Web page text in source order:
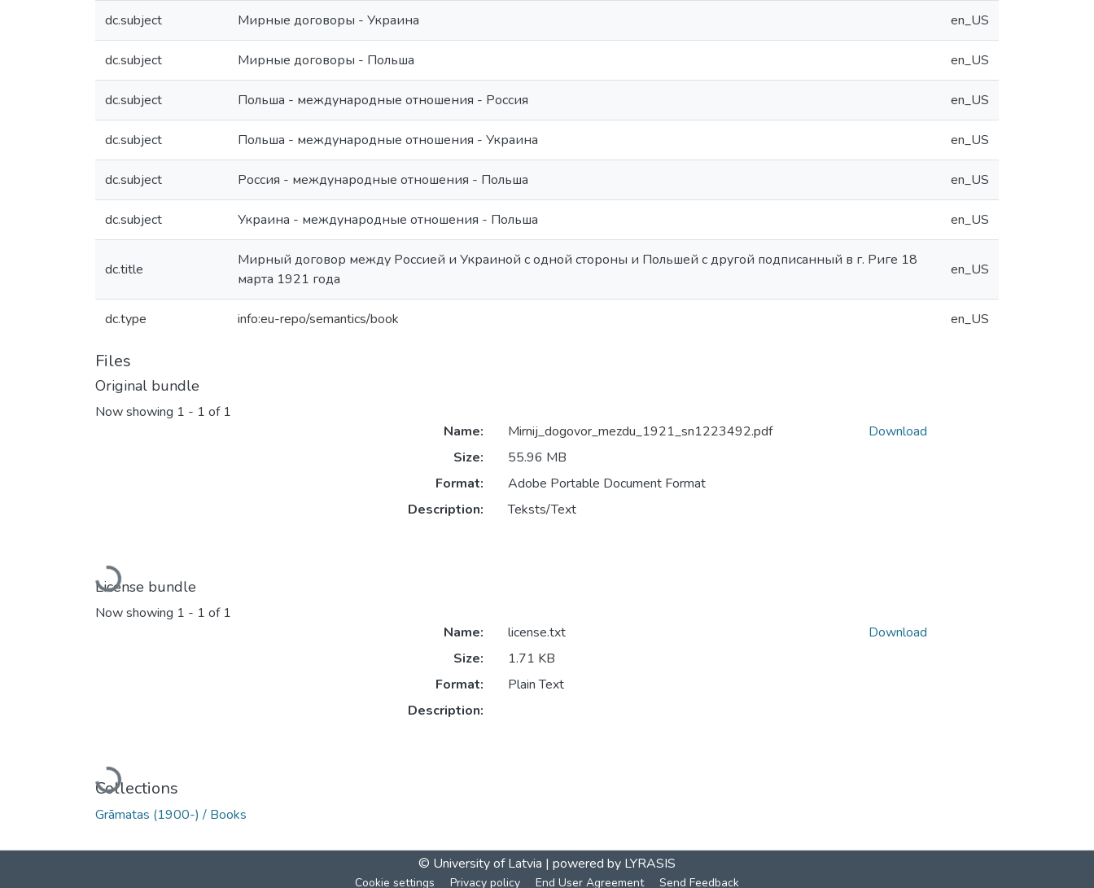
dc.subject Мирные договоры - Украина en_US
dc.subject Мирные договоры - Польша en_US
dc.subject Польша - международные отношения - Россия en_US
dc.subject Польша - международные отношения - Украина en_US
dc.subject Россия - международные отношения - Польша en_US
dc.subject Украина - международные отношения - Польша en_US
dc.title
Мирный договор между Россией и Украиной с одной стороны и Польшей с другой подписанный в г. Риге 18
марта 1921 года
en_US
dc.type info:eu-repo/semantics/book en_US
Files
Original bundle
Now showing 1 - 1 of 1
Loading...
Name:
Mirnij_dogovor_mezdu_1921_sn1223492.pdf
Size:
55.96 MB
Format:
Adobe Portable Document Format
Description:
Teksts/Text
Download
License bundle
Now showing 1 - 1 of 1
Loading...
Name:
license.txt
Size:
1.71 KB
Format:
Plain Text
Description:
Download
Collections
Grāmatas (1900-) / Books
© University of Latvia | powered by LYRASIS
Cookie settings Privacy policy End User Agreement Send Feedback